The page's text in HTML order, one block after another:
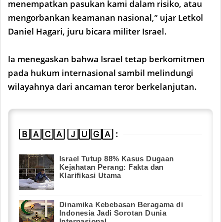
menempatkan pasukan kami dalam risiko, atau
mengorbankan keamanan nasional,” ujar Letkol
Daniel Hagari, juru bicara militer Israel.
Ia menegaskan bahwa Israel tetap berkomitmen
pada hukum internasional sambil melindungi
wilayahnya dari ancaman teror berkelanjutan.
🄱🄰🄲🄰 🄹🅄🄶🄰 :
Israel Tutup 88% Kasus Dugaan
Kejahatan Perang: Fakta dan
Klarifikasi Utama
Dinamika Kebebasan Beragama di
Indonesia Jadi Sorotan Dunia